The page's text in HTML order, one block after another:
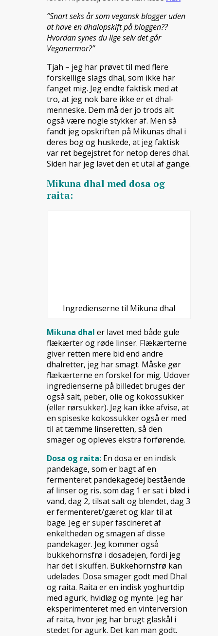
“Snart seks år som vegansk blogger uden
at have en dhalopskift på bloggen??
Hvordan synes du lige selv det går
Veganermor?”
Tjah – jeg har prøvet til med flere
forskellige slags dhal, som ikke har
fanget mig. Jeg endte faktisk med at
tro, at jeg nok bare ikke er et dhal-
menneske. Dem må der jo trods alt
også være nogle stykker af. Men så
fandt jeg opskriften på Mikunas dhal i
deres bog og huskede, at jeg faktisk
var ret begejstret for netop deres dhal.
Siden har jeg lavet den et utal af gange.
Mikuna dhal med dosa og
raita:
Ingredienserne til Mikuna dhal
Mikuna dhal er lavet med både gule
flækærter og røde linser. Flækærterne
giver retten mere bid end andre
dhalretter, jeg har smagt. Måske gør
flækærterne en forskel for mig. Udover
ingredienserne på billedet bruges der
også salt, peber, olie og kokossukker
(eller rørsukker). Jeg kan ikke afvise, at
en spiseske kokossukker også er med
til at tæmme linseretten, så den
smager og opleves ekstra forførende.
Dosa og raita: En dosa er en indisk
pandekage, som er bagt af en
fermenteret pandekagedej bestående
af linser og ris, som dag 1 er sat i blød i
vand, dag 2, tilsat salt og blendet, dag 3
er fermenteret/gæret og klar til at
bage. Jeg er super fascineret af
enkeltheden og smagen af disse
pandekager. Jeg kommer også
bukkehornsfrø i dosadejen, fordi jeg
har det i skuffen. Bukkehornsfrø kan
udelades. Dosa smager godt med Dhal
og raita. Raita er en indisk yoghurtdip
med agurk, hvidløg og mynte. Jeg har
eksperimenteret med en vinterversion
af raita, hvor jeg har brugt glaskål i
stedet for agurk. Det kan man godt.